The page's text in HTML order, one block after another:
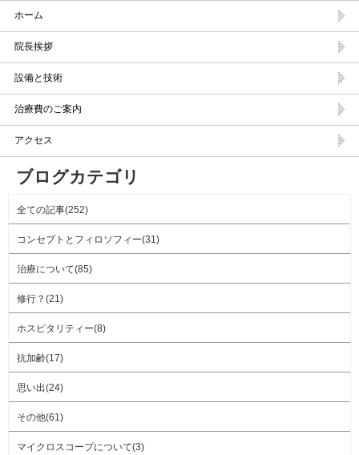
ホーム
院長挨拶
設備と技術
治療費のご案内
アクセス
ブログカテゴリ
全ての記事(252)
コンセプトとフィロソフィー(31)
治療について(85)
修行？(21)
ホスピタリティー(8)
抗加齢(17)
思い出(24)
その他(61)
マイクロスコープについて(3)